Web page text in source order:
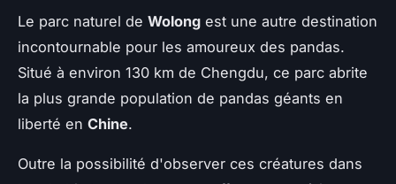
Le parc naturel de Wolong est une autre destination
incontournable pour les amoureux des pandas.
Situé à environ 130 km de Chengdu, ce parc abrite
la plus grande population de pandas géants en
liberté en Chine.
Outre la possibilité d'observer ces créatures dans